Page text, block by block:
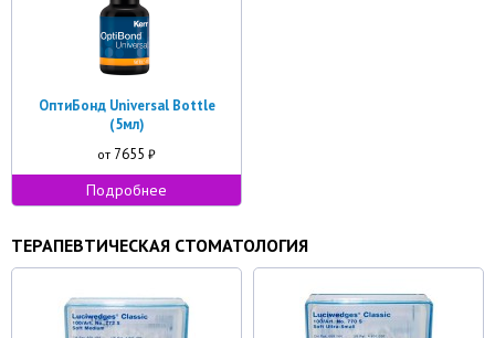
ОптиБонд Universal Bottle
(5мл)
от 7655 ₽
Подробнее
ТЕРАПЕВТИЧЕСКАЯ СТОМАТОЛОГИЯ